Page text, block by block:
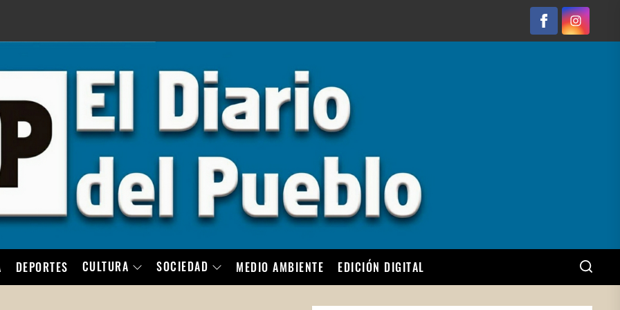
FacebookInstagram
DEPORTES CULTURA SOCIEDAD MEDIO AMBIENTE EDICIÓN DIGITAL